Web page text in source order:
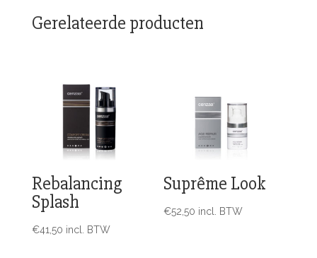
Gerelateerde producten
Rebalancing
Splash
€41,50 incl. BTW
Suprême Look
€52,50 incl. BTW